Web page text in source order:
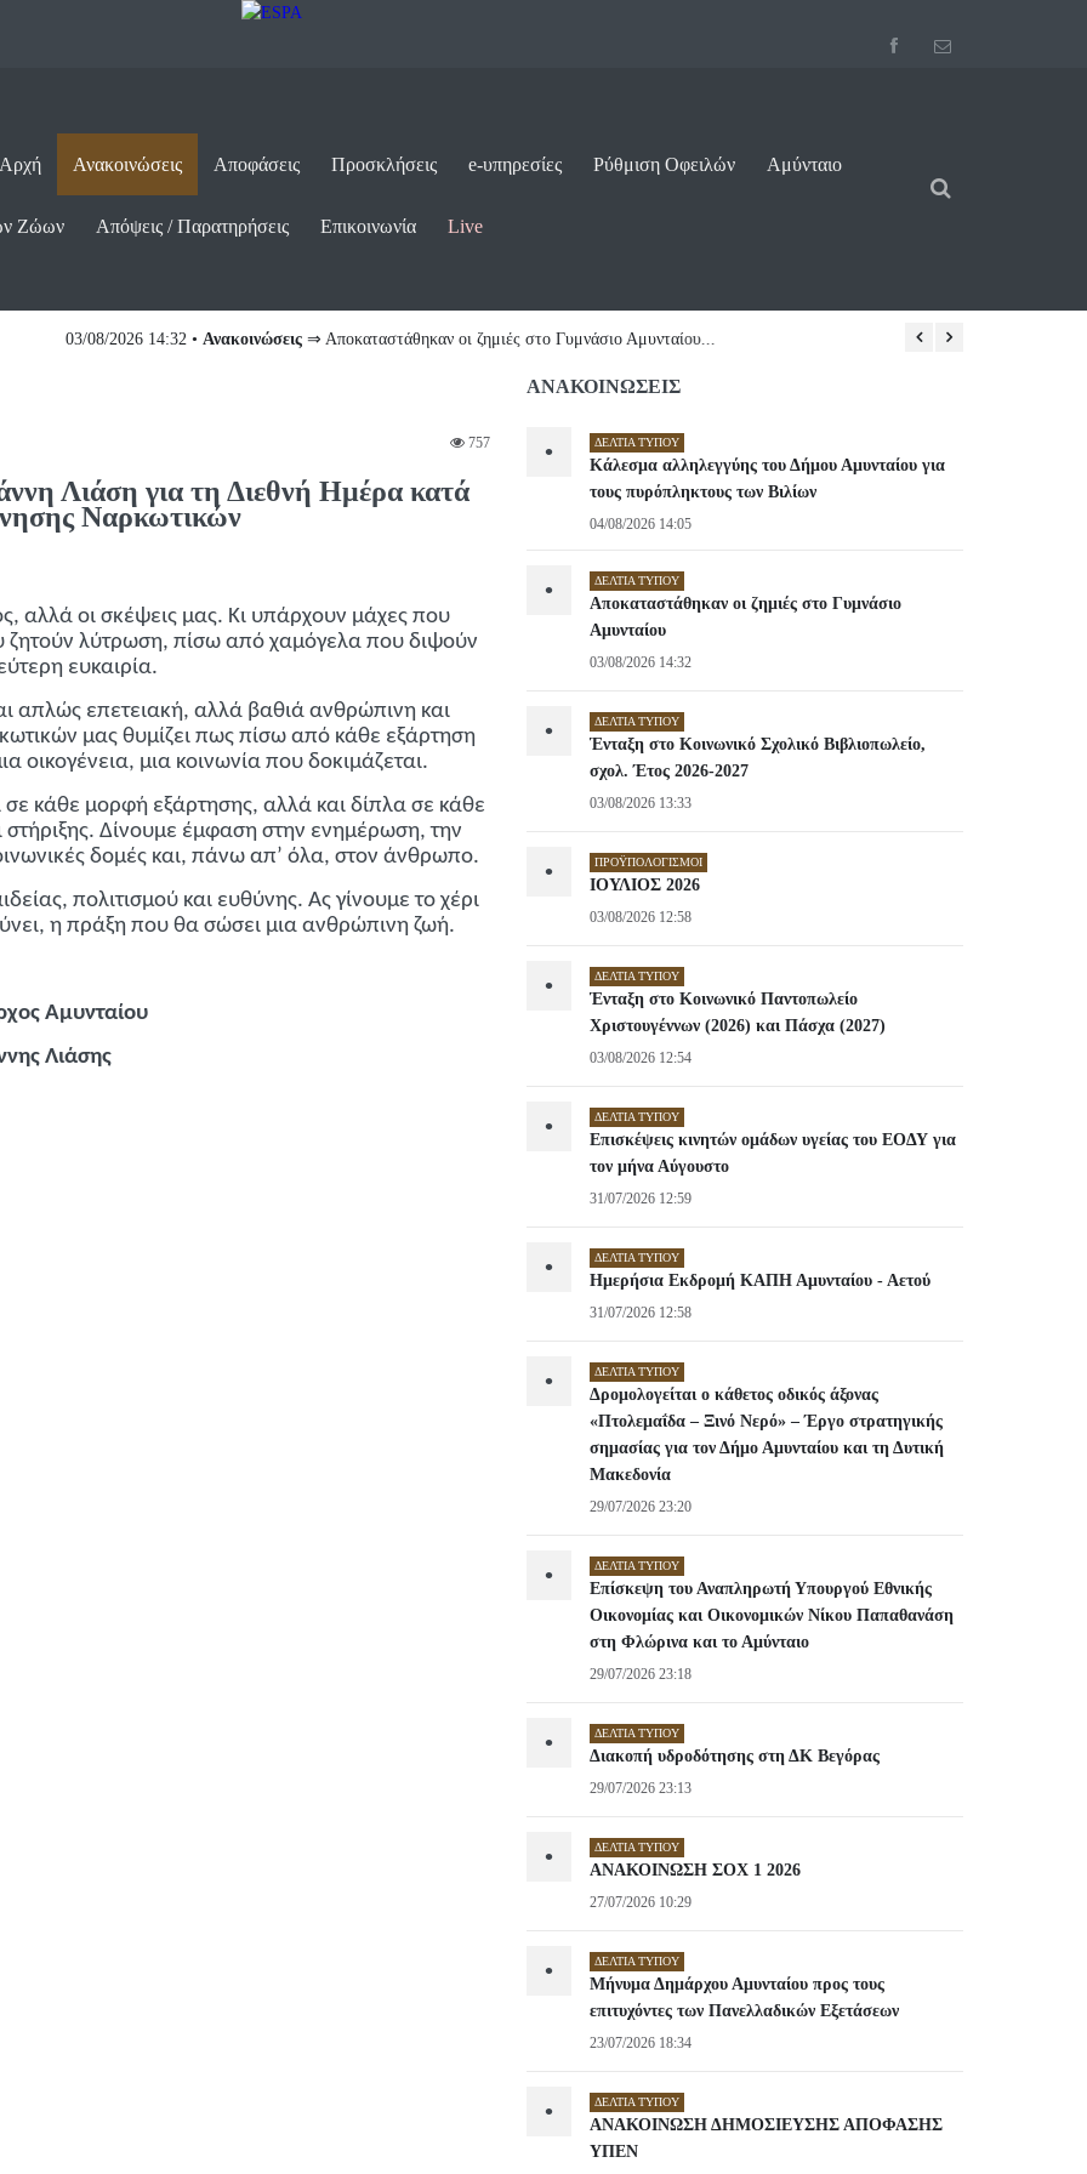
Ανακοινώσεις Αποφάσεις Προσκλήσεις e-υπηρεσίες Ρύθμιση Οφειλών Αμύνταιο
Ζώων Απόψεις / Παρατηρήσεις Επικοινωνία Live
⇒ Αποκαταστάθηκαν οι ζημιές στο Γυμνάσιο Αμυνταίου...
757
Λιάση για τη Διεθνή Ημέρα κατά
Ναρκωτικών
αλλά οι σκέψεις μας. Κι υπάρχουν μάχες που
λύτρωση, πίσω από χαμόγελα που διψούν
ευκαιρία.
απλώς επετειακή, αλλά βαθιά ανθρώπινη και
μας θυμίζει πως πίσω από κάθε εξάρτηση
οικογένεια, μια κοινωνία που δοκιμάζεται.
κάθε μορφή εξάρτησης, αλλά και δίπλα σε κάθε
Δίνουμε έμφαση στην ενημέρωση, την
δομές και, πάνω απ’ όλα, στον άνθρωπο.
πολιτισμού και ευθύνης. Ας γίνουμε το χέρι
η πράξη που θα σώσει μια ανθρώπινη ζωή.
Αμυνταίου
Λιάσης
ΑΝΑΚΟΙΝΩΣΕΙΣ
• ΔΕΛΤΊΑ ΤΎΠΟΥ
Κάλεσμα αλληλεγγύης του Δήμου Αμυνταίου για
τους πυρόπληκτους των Βιλίων
04/08/2026 14:05
• ΔΕΛΤΊΑ ΤΎΠΟΥ
Αποκαταστάθηκαν οι ζημιές στο Γυμνάσιο
Αμυνταίου
03/08/2026 14:32
• ΔΕΛΤΊΑ ΤΎΠΟΥ
Ένταξη στο Κοινωνικό Σχολικό Βιβλιοπωλείο,
σχολ. Έτος 2026-2027
03/08/2026 13:33
• ΠΡΟΫΠΟΛΟΓΙΣΜΟΊ
ΙΟΥΛΙΟΣ 2026
03/08/2026 12:58
• ΔΕΛΤΊΑ ΤΎΠΟΥ
Ένταξη στο Κοινωνικό Παντοπωλείο
Χριστουγέννων (2026) και Πάσχα (2027)
03/08/2026 12:54
• ΔΕΛΤΊΑ ΤΎΠΟΥ
Επισκέψεις κινητών ομάδων υγείας του ΕΟΔΥ για
τον μήνα Αύγουστο
31/07/2026 12:59
• ΔΕΛΤΊΑ ΤΎΠΟΥ
Ημερήσια Εκδρομή ΚΑΠΗ Αμυνταίου - Αετού
31/07/2026 12:58
• ΔΕΛΤΊΑ ΤΎΠΟΥ
Δρομολογείται ο κάθετος οδικός άξονας
«Πτολεμαΐδα – Ξινό Νερό» – Έργο στρατηγικής
σημασίας για τον Δήμο Αμυνταίου και τη Δυτική
Μακεδονία
29/07/2026 23:20
• ΔΕΛΤΊΑ ΤΎΠΟΥ
Επίσκεψη του Αναπληρωτή Υπουργού Εθνικής
Οικονομίας και Οικονομικών Νίκου Παπαθανάση
στη Φλώρινα και το Αμύνταιο
29/07/2026 23:18
• ΔΕΛΤΊΑ ΤΎΠΟΥ
Διακοπή υδροδότησης στη ΔΚ Βεγόρας
29/07/2026 23:13
• ΔΕΛΤΊΑ ΤΎΠΟΥ
ΑΝΑΚΟΙΝΩΣΗ ΣΟΧ 1 2026
27/07/2026 10:29
• ΔΕΛΤΊΑ ΤΎΠΟΥ
Μήνυμα Δημάρχου Αμυνταίου προς τους
επιτυχόντες των Πανελλαδικών Εξετάσεων
23/07/2026 18:34
• ΔΕΛΤΊΑ ΤΎΠΟΥ
ΑΝΑΚΟΙΝΩΣΗ ΔΗΜΟΣΙΕΥΣΗΣ ΑΠΟΦΑΣΗΣ
ΥΠΕΝ